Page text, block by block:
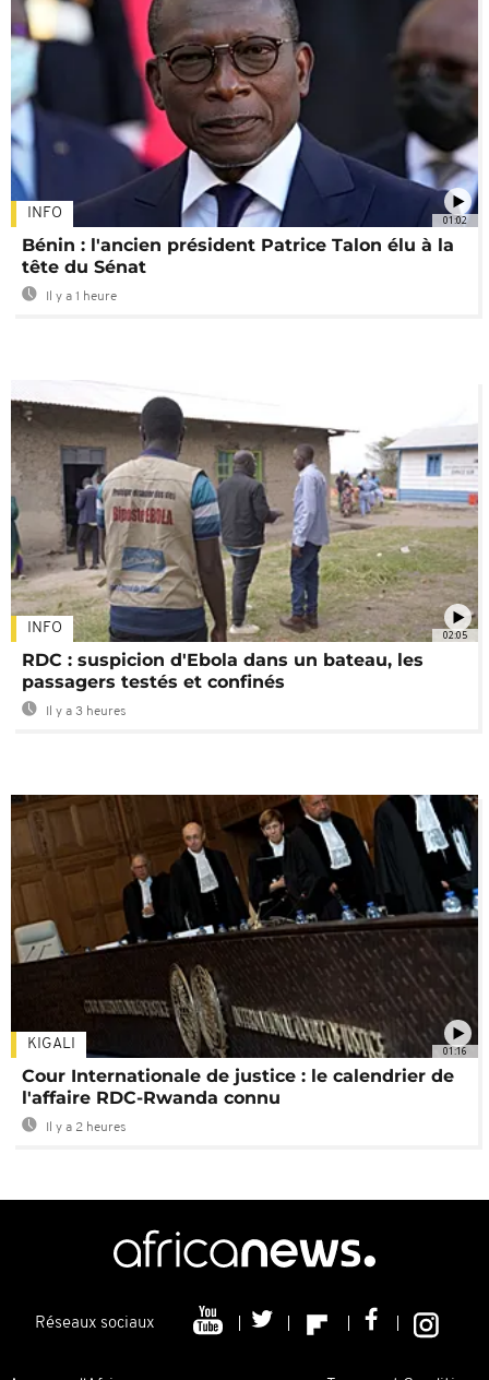
01:02
INFO
Bénin : l'ancien président Patrice Talon élu à la
tête du Sénat
Il y a 1 heure
02:05
INFO
RDC : suspicion d'Ebola dans un bateau, les
passagers testés et confinés
Il y a 3 heures
01:16
KIGALI
Cour Internationale de justice : le calendrier de
l'affaire RDC-Rwanda connu
Il y a 2 heures
Réseaux sociaux